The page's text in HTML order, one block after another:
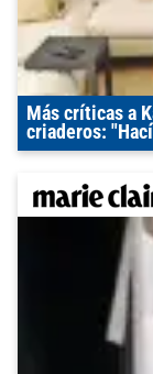
Más críticas a
criaderos: